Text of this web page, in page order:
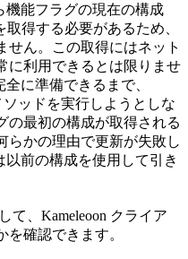
機能フラグの現在の構成
得する必要があるため、
せん。この取得にはネット
に利用できるとは限りませ
に準備できるまで、
ソッドを実行しようとしな
の最初の構成が取得される
らかの理由で更新が失敗し
以前の構成を使用して引き
て、Kameleoon クライア
確認できます。